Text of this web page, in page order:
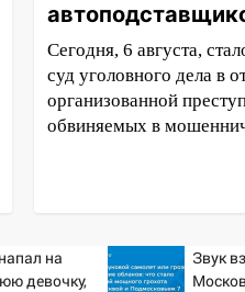
Сегодня, 6 августа,
суд уголовного дела в
организованной
обвиняемых в
на
девочку,
Звук